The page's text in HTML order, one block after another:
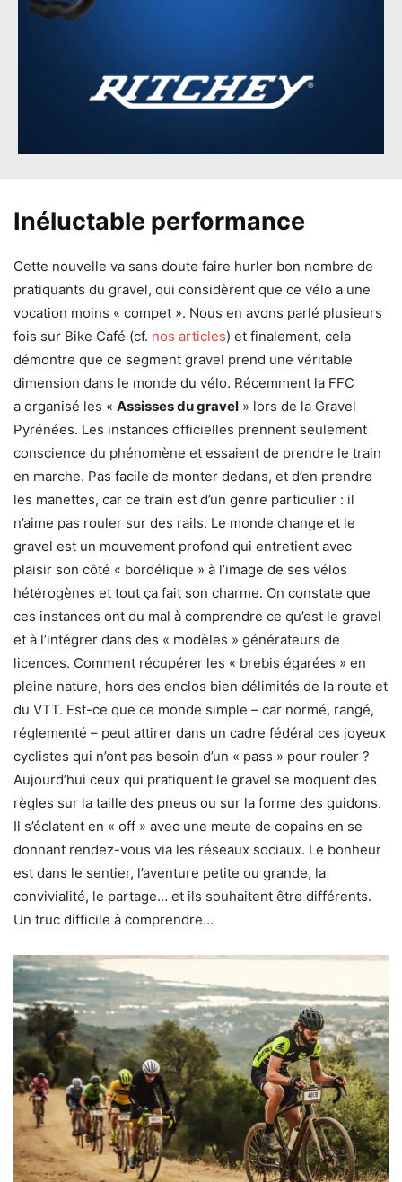
Inéluctable performance
Cette nouvelle va sans doute faire hurler bon nombre de
pratiquants du gravel, qui considèrent que ce vélo a une
vocation moins « compet ». Nous en avons parlé plusieurs
fois sur Bike Café (cf. nos articles) et finalement, cela
démontre que ce segment gravel prend une véritable
dimension dans le monde du vélo. Récemment la FFC
a organisé les « Assisses du gravel » lors de la Gravel
Pyrénées. Les instances officielles prennent seulement
conscience du phénomène et essaient de prendre le train
en marche. Pas facile de monter dedans, et d’en prendre
les manettes, car ce train est d’un genre particulier : il
n’aime pas rouler sur des rails. Le monde change et le
gravel est un mouvement profond qui entretient avec
plaisir son côté « bordélique » à l’image de ses vélos
hétérogènes et tout ça fait son charme. On constate que
ces instances ont du mal à comprendre ce qu’est le gravel
et à l’intégrer dans des « modèles » générateurs de
licences. Comment récupérer les « brebis égarées » en
pleine nature, hors des enclos bien délimités de la route et
du VTT. Est-ce que ce monde simple – car normé, rangé,
réglementé – peut attirer dans un cadre fédéral ces joyeux
cyclistes qui n’ont pas besoin d’un « pass » pour rouler ?
Aujourd’hui ceux qui pratiquent le gravel se moquent des
règles sur la taille des pneus ou sur la forme des guidons.
Il s’éclatent en « off » avec une meute de copains en se
donnant rendez-vous via les réseaux sociaux. Le bonheur
est dans le sentier, l’aventure petite ou grande, la
convivialité, le partage… et ils souhaitent être différents.
Un truc difficile à comprendre…